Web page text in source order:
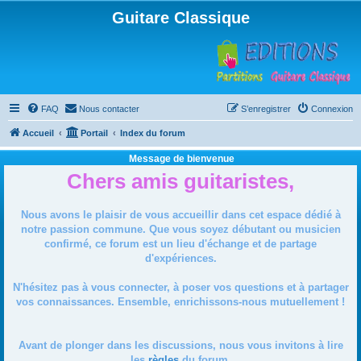
Guitare Classique
FAQ Nous contacter Connexion
S’enregistrer
Accueil Portail Index du forum
Message de bienvenue
Chers amis guitaristes,
Nous avons le plaisir de vous accueillir dans cet espace dédié à
notre passion commune. Que vous soyez débutant ou musicien
confirmé, ce forum est un lieu d'échange et de partage
d'expériences.
N'hésitez pas à vous connecter, à poser vos questions et à partager
vos connaissances. Ensemble, enrichissons-nous mutuellement !
Avant de plonger dans les discussions, nous vous invitons à lire